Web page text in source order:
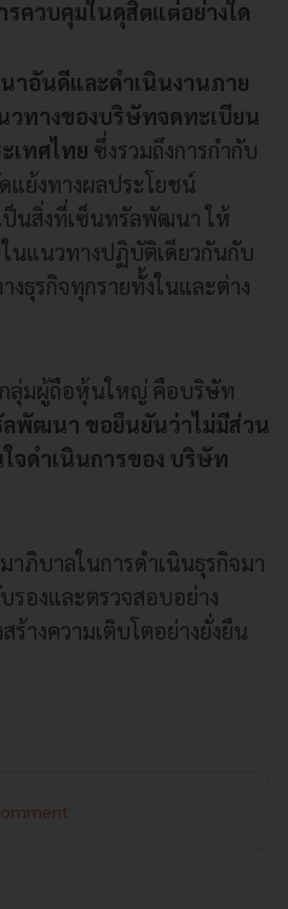
รควบคุมในดุสิตแต่อย่างใด
อันดีและดำเนินงานภาย
วทางของบริษัทจดทะเบียน
เทศไทย ซึ่งรวมถึงการกำกับ
แย้งทางผลประโยชน์
นสิ่งที่เซ็นทรัลพัฒนา ให้
นแนวทางปฏิบัติเดียวกันกับ
ธุรกิจทุกรายทั้งในและต่าง
กลุ่มผู้ถือหุ้นใหญ่ คือบริษัท
ลพัฒนา ขอยืนยันว่าไม่มีส่วน
จดำเนินการของ บริษัท
ภิบาลในการดำเนินธุรกิจมา
รองและตรวจสอบอย่าง
ร้างความเติบโตอย่างยั่งยืน